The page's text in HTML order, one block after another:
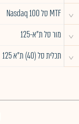
^ MTF סל Nasdaq 100
^ מור סל ת"א-125
^ תכלית סל (40) ת"א 125